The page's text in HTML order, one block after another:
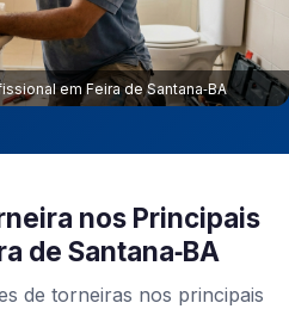
em Feira de Santana‑BA
nos Principais
de Santana‑BA
de torneiras nos principais